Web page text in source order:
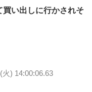
い出しに行かされそ
火) 14:00:06.63